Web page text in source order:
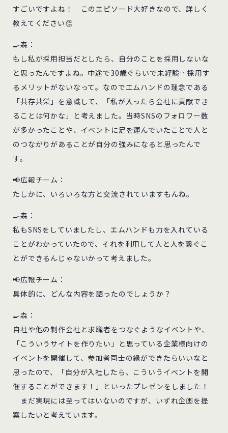
すごいですよね！ このエピソード大好きなので、詳しく
教えてください👏
🍳森：
もし私が採用担当だとしたら、自分のことを採用しないな
と思ったんですよね。中途で30歳ぐらいで未経験…採用す
るメリットがないなって。なのでエムハンドの理念である
「共存共栄」を意識して、「私が入ったら会社に貢献でき
ることは何かな」と考えました。当時SNSのフォロワー数
が多かったことや、イベントに足を運んでいたことで人と
のつながりがあることが自分の強みになると思ったんで
す。
📢広報チーム：
たしかに、いろいろな方と交流されていますもんね。
🍳森：
私もSNSをしていましたし、エムハンドも力を入れている
ことがわかっていたので、それを利用して人と人を繋ぐこ
とができるんじゃないかって考えました。
📢広報チーム：
具体的に、どんな内容を語ったのでしょうか？
🍳森：
自社や他の制作会社と求職者をつなぐようなイベントや、
「こういうサイトを作りたい」と思っている企業様向けの
イベントを開催して、参加者同士の縁ができたらいいなと
思ったので、「自分が入社したら、こういうイベントを開
催することができます！」といったプレゼンをしました！
まだ実現には至ってはいないのですが、いずれ企画を提
案したいと考えています。